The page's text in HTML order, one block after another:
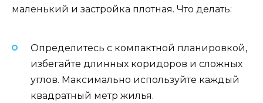
маленький и застройка плотная. Что делать:
Определитесь с компактной планировкой,
избегайте длинных коридоров и сложных
углов. Максимально используйте каждый
квадратный метр жилья.